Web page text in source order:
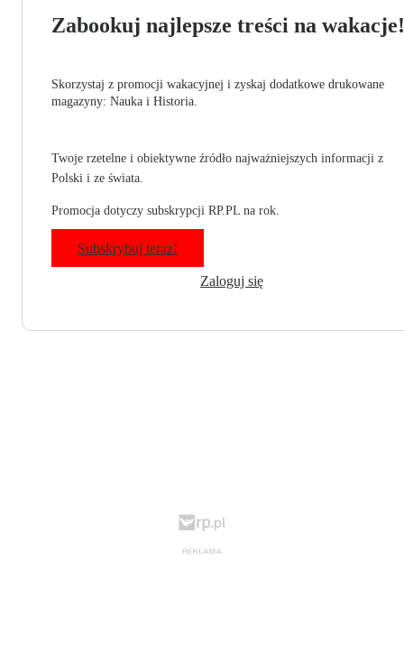
Zabookuj najlepsze treści na wakacje!
Skorzystaj z promocji wakacyjnej i zyskaj dodatkowe drukowane
magazyny: Nauka i Historia.
Twoje rzetelne i obiektywne źródło najważniejszych informacji z
Polski i ze świata.
Promocja dotyczy subskrypcji RP.PL na rok.
Subskrybuj teraz!
Zaloguj się